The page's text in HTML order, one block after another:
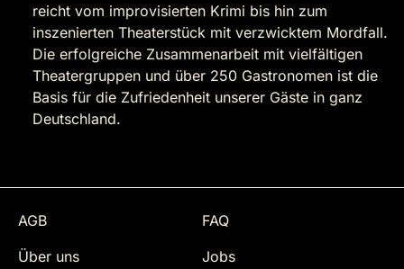
reicht vom improvisierten Krimi bis hin zum
inszenierten Theaterstück mit verzwicktem Mordfall.
Die erfolgreiche Zusammenarbeit mit vielfältigen
Theatergruppen und über 250 Gastronomen ist die
Basis für die Zufriedenheit unserer Gäste in ganz
Deutschland.
AGB
FAQ
Über uns
Jobs